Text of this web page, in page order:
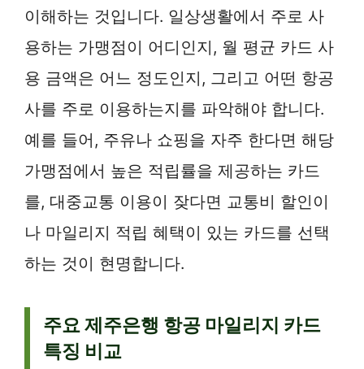
이해하는 것입니다. 일상생활에서 주로 사
용하는 가맹점이 어디인지, 월 평균 카드 사
용 금액은 어느 정도인지, 그리고 어떤 항공
사를 주로 이용하는지를 파악해야 합니다.
예를 들어, 주유나 쇼핑을 자주 한다면 해당
가맹점에서 높은 적립률을 제공하는 카드
를, 대중교통 이용이 잦다면 교통비 할인이
나 마일리지 적립 혜택이 있는 카드를 선택
하는 것이 현명합니다.
주요 제주은행 항공 마일리지 카드
특징 비교